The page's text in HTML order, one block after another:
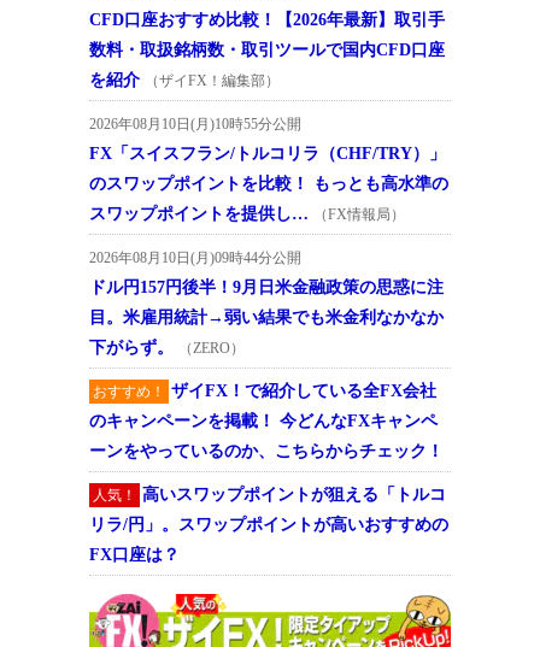
CFD口座おすすめ比較！【2026年最新】取引手
数料・取扱銘柄数・取引ツールで国内CFD口座
を紹介
（ザイFX！編集部）
2026年08月10日(月)10時55分公開
FX「スイスフラン/トルコリラ（CHF/TRY）」
のスワップポイントを比較！ もっとも高水準の
スワップポイントを提供し…
（FX情報局）
2026年08月10日(月)09時44分公開
ドル円157円後半！9月日米金融政策の思惑に注
目。米雇用統計→弱い結果でも米金利なかなか
下がらず。
（ZERO）
おすすめ！
ザイFX！で紹介している全FX会社
のキャンペーンを掲載！ 今どんなFXキャンペ
ーンをやっているのか、こちらからチェック！
人気！
高いスワップポイントが狙える「トルコ
リラ/円」。スワップポイントが高いおすすめの
FX口座は？